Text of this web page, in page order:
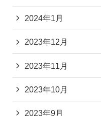
2024年1月
2023年12月
2023年11月
2023年10月
2023年9月